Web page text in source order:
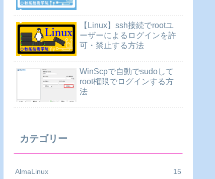
【Linux】ssh接続でrootユ
ーザーによるログインを許
可・禁止する方法
WinScpで自動でsudoして
root権限でログインする方
法
カテゴリー
AlmaLinux 15